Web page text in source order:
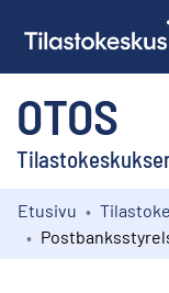
OTOS
Kokoelmat
Etusivu